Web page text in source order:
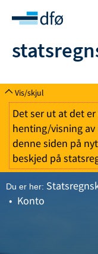
Vis/skjul
Det ser ut at det
henting/visning
denne siden på
beskjed på
Du er her:
Konto